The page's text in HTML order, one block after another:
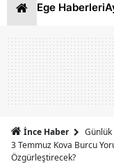
Ege Haberleri
İnce Haber
Günlük
3 Temmuz Kova Burcu
Özgürleştirecek?